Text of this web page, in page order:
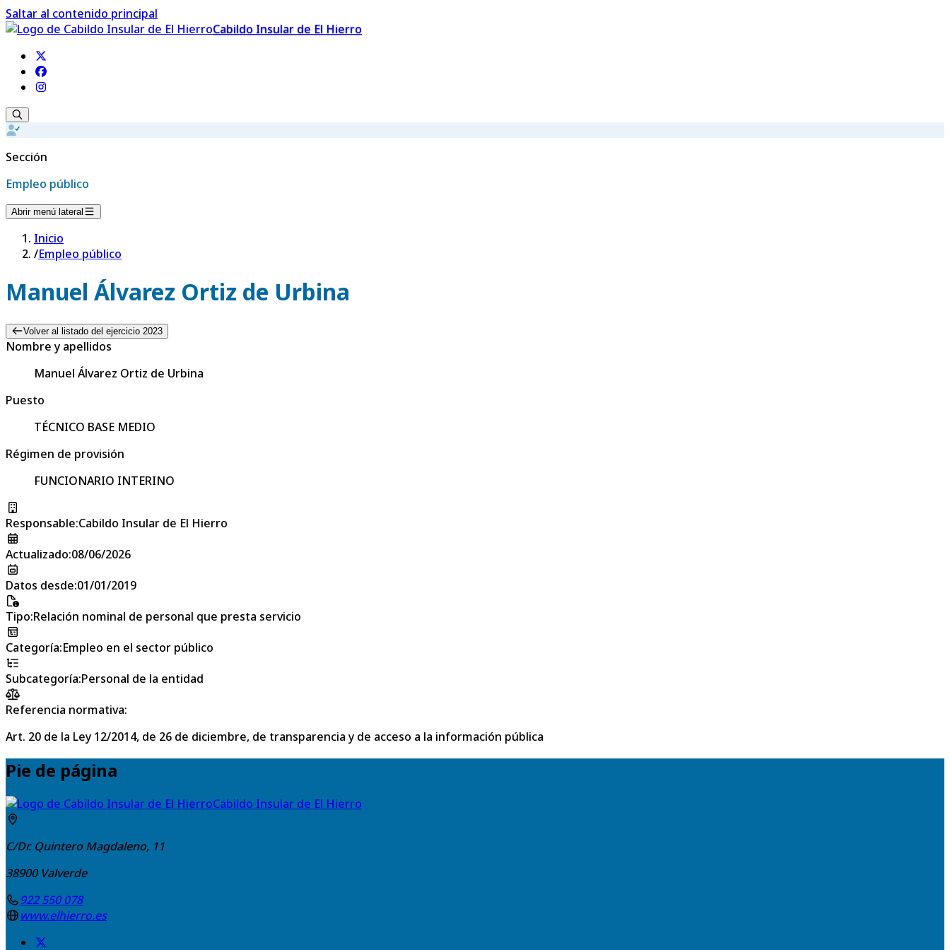
Saltar al contenido principal
Cabildo Insular de El Hierro
Sección
Empleo público
Abrir menú lateral
Inicio
/Empleo público
Manuel Álvarez Ortiz de Urbina
Volver al listado del ejercicio 2023
Nombre y apellidos
Manuel Álvarez Ortiz de Urbina
Puesto
TÉCNICO BASE MEDIO
Régimen de provisión
FUNCIONARIO INTERINO
Responsable:Cabildo Insular de El Hierro
Actualizado:08/06/2026
Datos desde:01/01/2019
Tipo:Relación nominal de personal que presta servicio
Categoría:Empleo en el sector público
Subcategoría:Personal de la entidad
Referencia normativa:
Art. 20 de la Ley 12/2014, de 26 de diciembre, de transparencia y de acceso a la información pública
Pie de página
Cabildo Insular de El Hierro
C/Dr. Quintero Magdaleno, 11
38900 Valverde
922 550 078
www.elhierro.es